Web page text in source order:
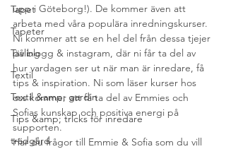
Tapet
Tapeter
Tävling
Textil
Textil &amp; gardin
Tips &amp; tricks för inredare
trädgård
upp i Göteborg!). De kommer även att
arbeta med våra populära inredningskurser.
Ni kommer att se en hel del från dessa tjejer
på blogg & instagram, där ni får ta del av
hur vardagen ser ut när man är inredare, få
tips & inspiration. Ni som läser kurser hos
oss kommer att få ta del av Emmies och
Sofias kunskap och positiva energi på
supporten.
Har du frågor till Emmie & Sofia som du vill